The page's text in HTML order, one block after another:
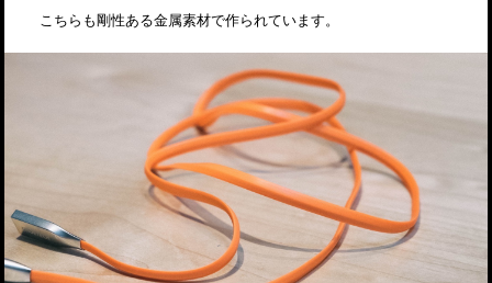
こちらも剛性ある金属素材で作られています。